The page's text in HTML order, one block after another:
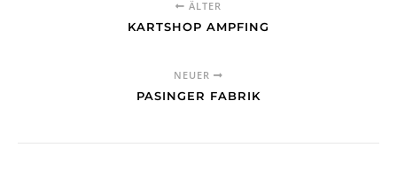
ÄLTER
KARTSHOP AMPFING
NEUER
PASINGER FABRIK